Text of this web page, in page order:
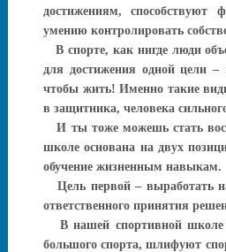
достижениям,
умению контролировать
В спорте, как нигде люди
для достижения одной цели
чтобы жить! Именно такие
в защитника, человека
И ты тоже можешь стать
школе основана на двух
обучение жизненным навыкам.
Цель первой – выработать
ответственного принятия
В нашей спортивной школе
большого спорта, шлифуют